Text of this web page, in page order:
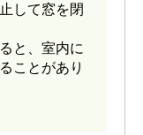
して窓を閉
と、室内に
ことがあり